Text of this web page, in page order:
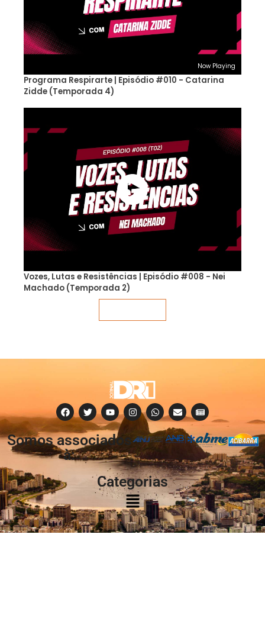
Now Playing
Programa Respirarte | Episódio #010 - Catarina
Zidde (Temporada 4)
Vozes, Lutas e Resistências | Episódio #008 - Nei
Machado (Temporada 2)
Somos associados
à:
Categorias